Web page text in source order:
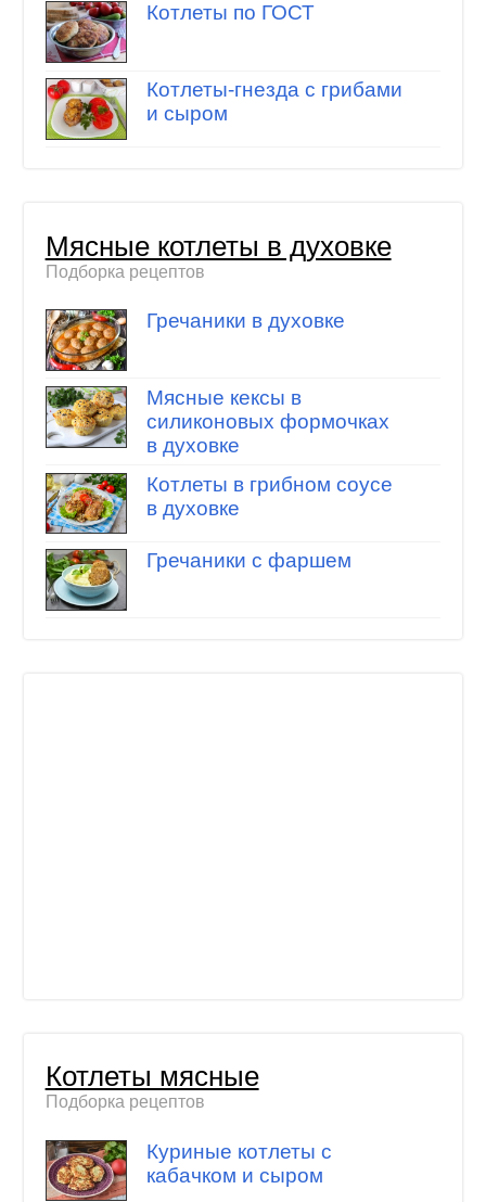
Котлеты по ГОСТ
Котлеты-гнезда с грибами
и сыром
Мясные котлеты в духовке
Подборка рецептов
Гречаники в духовке
Мясные кексы в
силиконовых формочках
в духовке
Котлеты в грибном соусе
в духовке
Гречаники с фаршем
Котлеты мясные
Подборка рецептов
Куриные котлеты с
кабачком и сыром